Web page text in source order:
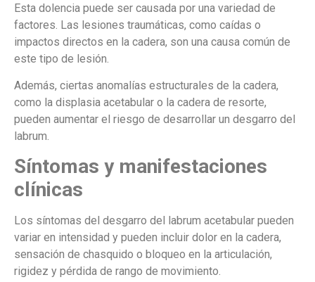
Esta dolencia puede ser causada por una variedad de
factores. Las lesiones traumáticas, como caídas o
impactos directos en la cadera, son una causa común de
este tipo de lesión.
Además, ciertas anomalías estructurales de la cadera,
como la displasia acetabular o la cadera de resorte,
pueden aumentar el riesgo de desarrollar un desgarro del
labrum.
Síntomas y manifestaciones
clínicas
Los síntomas del desgarro del labrum acetabular pueden
variar en intensidad y pueden incluir dolor en la cadera,
sensación de chasquido o bloqueo en la articulación,
rigidez y pérdida de rango de movimiento.